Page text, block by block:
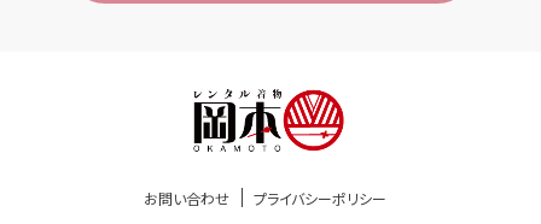
お問い合わせ プライバシーポリシー